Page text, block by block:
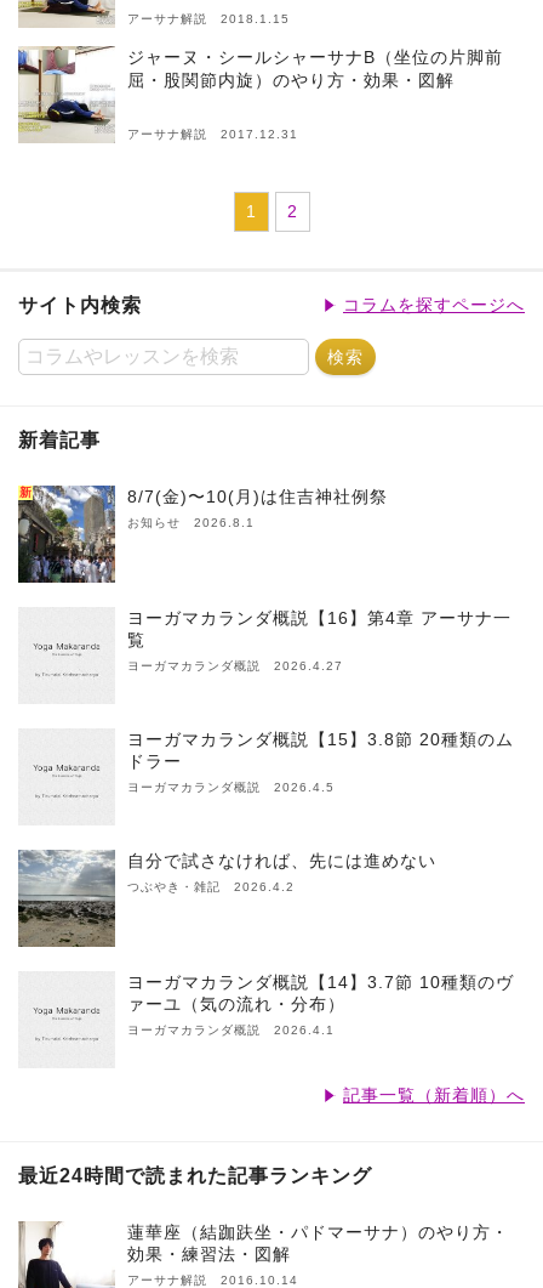
アーサナ解説 2018.1.15
ジャーヌ・シールシャーサナB（坐位の片脚前
屈・股関節内旋）のやり方・効果・図解
アーサナ解説 2017.12.31
1 2
サイト内検索 コラムを探すページへ
新着記事
新 8/7(金)〜10(月)は住吉神社例祭
お知らせ 2026.8.1
ヨーガマカランダ概説【16】第4章 アーサナ一
覧
ヨーガマカランダ概説 2026.4.27
ヨーガマカランダ概説【15】3.8節 20種類のム
ドラー
ヨーガマカランダ概説 2026.4.5
自分で試さなければ、先には進めない
つぶやき・雑記 2026.4.2
ヨーガマカランダ概説【14】3.7節 10種類のヴ
ァーユ（気の流れ・分布）
ヨーガマカランダ概説 2026.4.1
記事一覧（新着順）へ
最近24時間で読まれた記事ランキング
蓮華座（結跏趺坐・パドマーサナ）のやり方・
効果・練習法・図解
アーサナ解説 2016.10.14